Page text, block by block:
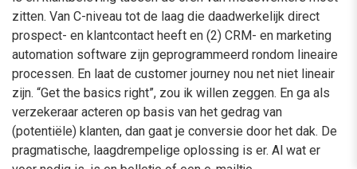
zitten. Van C-niveau tot de laag die daadwerkelijk direct
prospect- en klantcontact heeft en (2) CRM- en marketing
automation software zijn geprogrammeerd rondom lineaire
processen. En laat de customer journey nou net niet lineair
zijn. “Get the basics right”, zou ik willen zeggen. En ga als
verzekeraar acteren op basis van het gedrag van
(potentiële) klanten, dan gaat je conversie door het dak. De
pragmatische, laagdrempelige oplossing is er. Al wat er